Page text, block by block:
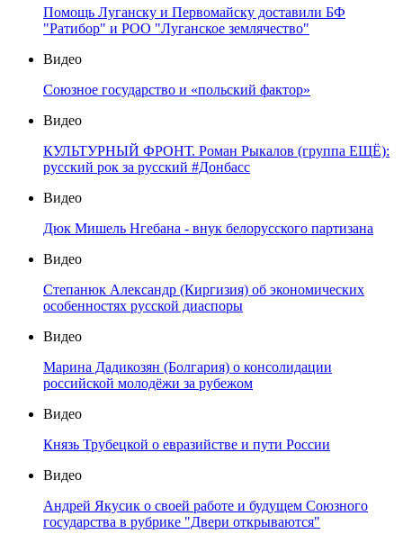
Помощь Луганску и Первомайску доставили БФ
"Ратибор" и РОО "Луганское землячество"
Видео
Союзное государство и «польский фактор»
Видео
КУЛЬТУРНЫЙ ФРОНТ. Роман Рыкалов (группа ЕЩЁ):
русский рок за русский #Донбасс
Видео
Дюк Мишель Нгебана - внук белорусского партизана
Видео
Степанюк Александр (Киргизия) об экономических
особенностях русской диаспоры
Видео
Марина Дадикозян (Болгария) о консолидации
российской молодёжи за рубежом
Видео
Князь Трубецкой о евразийстве и пути России
Видео
Андрей Якусик о своей работе и будущем Союзного
государства в рубрике "Двери открываются"